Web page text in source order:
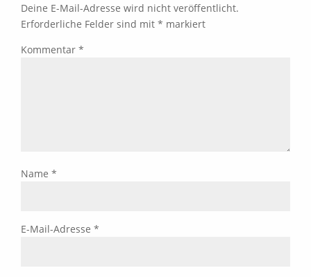
Deine E-Mail-Adresse wird nicht veröffentlicht.
Erforderliche Felder sind mit * markiert
Kommentar *
Name *
E-Mail-Adresse *